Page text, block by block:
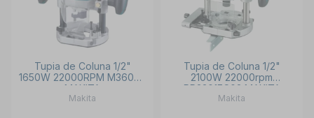
Tupia de Coluna 1/2"
1650W 22000RPM M3600B
MAKITA
Makita
Tupia de Coluna 1/2"
2100W 22000rpm
RP2301FC02 MAKITA
Makita